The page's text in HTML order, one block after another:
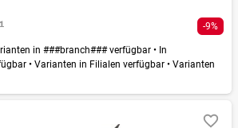
¹ -9%
in ###branch### verfügbar • In
• Varianten in Filialen verfügbar • Varianten